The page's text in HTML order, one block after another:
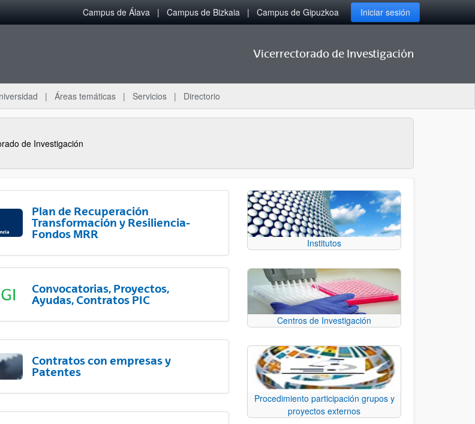
Campus de Álava Campus de Bizkaia Campus de Gipuzkoa Iniciar sesión
Vicerrectorado de Investigación
Áreas temáticas Servicios Directorio
de Investigación
Plan de Recuperación
Transformación y Resiliencia-
Fondos MRR
Convocatorias, Proyectos,
Ayudas, Contratos PIC
Contratos con empresas y
Patentes
Institutos
Centros de Investigación
Procedimiento participación grupos y
proyectos externos